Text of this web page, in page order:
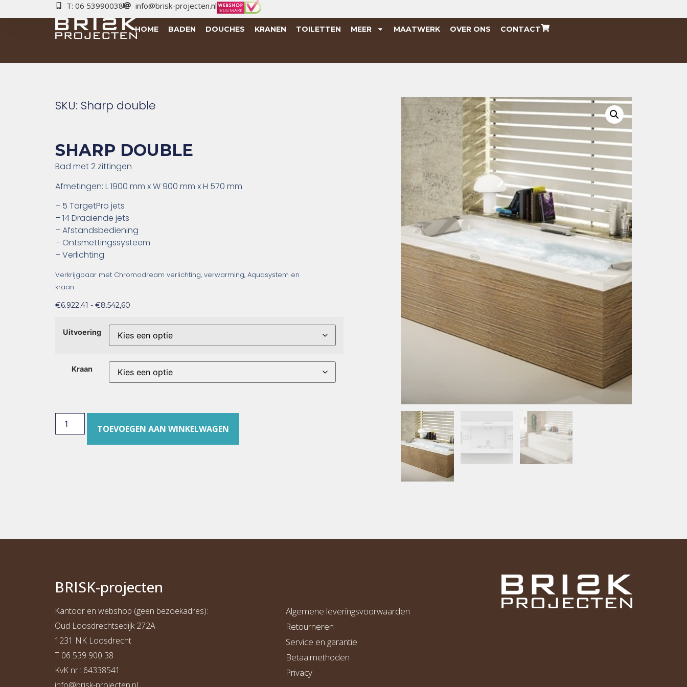
T: 06 53990038 info@brisk-projecten.nl
HOME BADEN DOUCHES KRANEN TOILETTEN MEER MAATWERK OVER ONS CONTACT
SKU: Sharp double
SHARP DOUBLE
Bad met 2 zittingen
Afmetingen: L 1900 mm x W 900 mm x H 570 mm
– 5 TargetPro jets
– 14 Draaiende jets
– Afstandsbediening
– Ontsmettingssysteem
– Verlichting
Verkrijgbaar met Chromodream verlichting, verwarming, Aquasystem en
kraan.
€6.922,41 - €8.542,60
Uitvoering
Kraan
TOEVOEGEN AAN WINKELWAGEN
BRISK-projecten
Kantoor en webshop (geen bezoekadres):
Oud Loosdrechtsedijk 272A
1231 NK Loosdrecht
T 06 539 900 38
KvK nr.: 64338541
Algemene leveringsvoorwaarden
Retourneren
Service en garantie
Betaalmethoden
Privacy